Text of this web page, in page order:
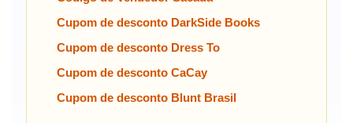
Cupom de desconto DarkSide Books
Cupom de desconto Dress To
Cupom de desconto CaCay
Cupom de desconto Blunt Brasil